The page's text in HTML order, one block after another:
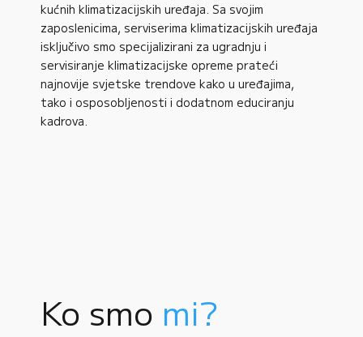
kućnih klimatizacijskih uređaja. Sa svojim
zaposlenicima, serviserima klimatizacijskih uređaja
isključivo smo specijalizirani za ugradnju i
servisiranje klimatizacijske opreme prateći
najnovije svjetske trendove kako u uređajima,
tako i osposobljenosti i dodatnom educiranju
kadrova.
Ko smo mi?